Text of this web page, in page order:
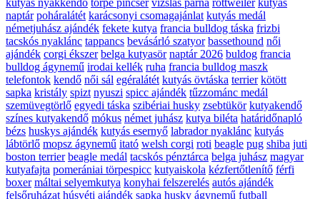
kutyás nyakkendő törpe pincser vizslás párna rottweiler kutyás
naptár poháralátét karácsonyi csomagajánlat kutyás medál
németjuhász ajándék fekete kutya francia bulldog táska frizbi
tacskós nyaklánc tappancs bevásárló szatyor bassethound női
ajándék corgi ékszer belga kutyasör naptár 2026 buldog francia
bulldog ágynemű irodai kellék ruha francia bulldog maszk
telefontok kendő női sál egéralátét kutyás övtáska terrier kötött
sapka kristály spizt nyuszi spicc ajándék tűzzománc medál
szemüvegtörlő egyedi táska szibériai husky zsebtükör kutyakendő
színes kutyakendő mókus német juhász kutya biléta határidőnapló
bézs huskys ajándék kutyás esernyő labrador nyaklánc kutyás
lábtörlő mopsz ágynemű itató welsh corgi roti beagle pug shiba juti
boston terrier beagle medál tacskós pénztárca belga juhász magyar
kutyafajta pomerániai törpespicc kutyaiskola kézfertőtlenítő férfi
boxer máltai selyemkutya konyhai felszerelés autós ajándék
felsőruházat húsvéti ajándék sapka husky ágynemű futball